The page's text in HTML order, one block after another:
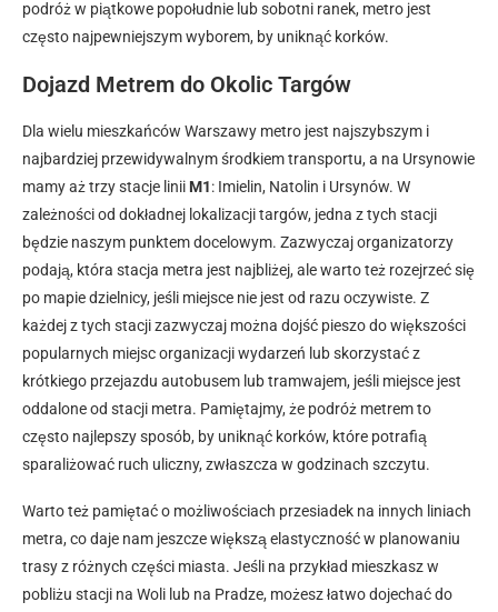
podróż w piątkowe popołudnie lub sobotni ranek, metro jest
często najpewniejszym wyborem, by uniknąć korków.
Dojazd Metrem do Okolic Targów
Dla wielu mieszkańców Warszawy metro jest najszybszym i
najbardziej przewidywalnym środkiem transportu, a na Ursynowie
mamy aż trzy stacje linii M1: Imielin, Natolin i Ursynów. W
zależności od dokładnej lokalizacji targów, jedna z tych stacji
będzie naszym punktem docelowym. Zazwyczaj organizatorzy
podają, która stacja metra jest najbliżej, ale warto też rozejrzeć się
po mapie dzielnicy, jeśli miejsce nie jest od razu oczywiste. Z
każdej z tych stacji zazwyczaj można dojść pieszo do większości
popularnych miejsc organizacji wydarzeń lub skorzystać z
krótkiego przejazdu autobusem lub tramwajem, jeśli miejsce jest
oddalone od stacji metra. Pamiętajmy, że podróż metrem to
często najlepszy sposób, by uniknąć korków, które potrafią
sparaliżować ruch uliczny, zwłaszcza w godzinach szczytu.
Warto też pamiętać o możliwościach przesiadek na innych liniach
metra, co daje nam jeszcze większą elastyczność w planowaniu
trasy z różnych części miasta. Jeśli na przykład mieszkasz w
pobliżu stacji na Woli lub na Pradze, możesz łatwo dojechać do